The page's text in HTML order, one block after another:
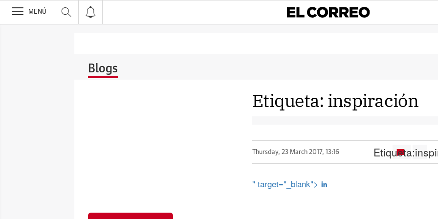
>
MENÚ
Blogs
Etiqueta: inspiración
Thursday, 23 March 2017, 13:16 Etiqueta:
" target="_blank">